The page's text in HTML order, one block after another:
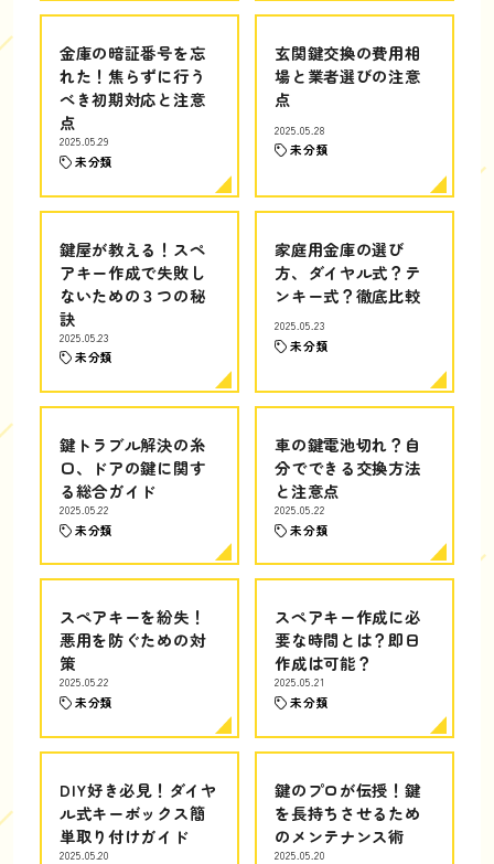
金庫の暗証番号を忘
れた！焦らずに行う
べき初期対応と注意
点
2025.05.29
未分類
玄関鍵交換の費用相
場と業者選びの注意
点
2025.05.28
未分類
鍵屋が教える！スペ
アキー作成で失敗し
ないための３つの秘
訣
2025.05.23
未分類
家庭用金庫の選び
方、ダイヤル式？テ
ンキー式？徹底比較
2025.05.23
未分類
鍵トラブル解決の糸
口、ドアの鍵に関す
る総合ガイド
2025.05.22
未分類
車の鍵電池切れ？自
分でできる交換方法
と注意点
2025.05.22
未分類
スペアキーを紛失！
悪用を防ぐための対
策
2025.05.22
未分類
スペアキー作成に必
要な時間とは？即日
作成は可能？
2025.05.21
未分類
DIY好き必見！ダイヤ
ル式キーボックス簡
単取り付けガイド
2025.05.20
鍵のプロが伝授！鍵
を長持ちさせるため
のメンテナンス術
2025.05.20